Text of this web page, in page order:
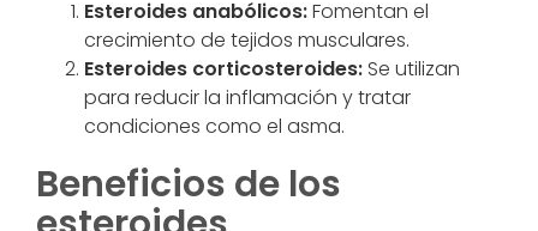
Esteroides anabólicos:Fomentan el
crecimiento de tejidos musculares.
Esteroides corticosteroides: Se utilizan
para reducir la inflamación y tratar
condiciones como el asma.
Beneficios de los